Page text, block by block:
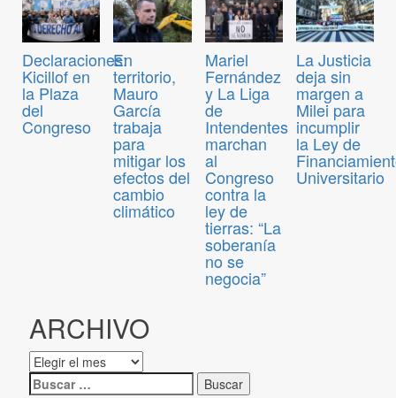
Declaraciones:
Kicillof en
la Plaza
del
Congreso
En
territorio,
Mauro
García
trabaja
para
mitigar los
efectos del
cambio
climático
Mariel
Fernández
y La Liga
de
Intendentes
marchan
al
Congreso
contra la
ley de
tierras: “La
soberanía
no se
negocia”
La Justicia
deja sin
margen a
Milei para
incumplir
la Ley de
Universitario
ARCHIVO